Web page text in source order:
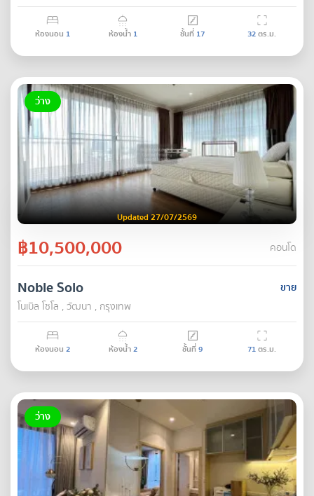
ห้องนอน 1 ห้องน้ำ 1 ชั้นที่ 17 32ตร.ม.
ว่าง
Updated 27/07/2569
฿10,500,000 คอนโด
ขาย
Noble Solo
โนเบิล โซโล , วัฒนา , กรุงเทพ
ห้องนอน 2 ห้องน้ำ2 ชั้นที่9 71ตร.ม.
ว่าง